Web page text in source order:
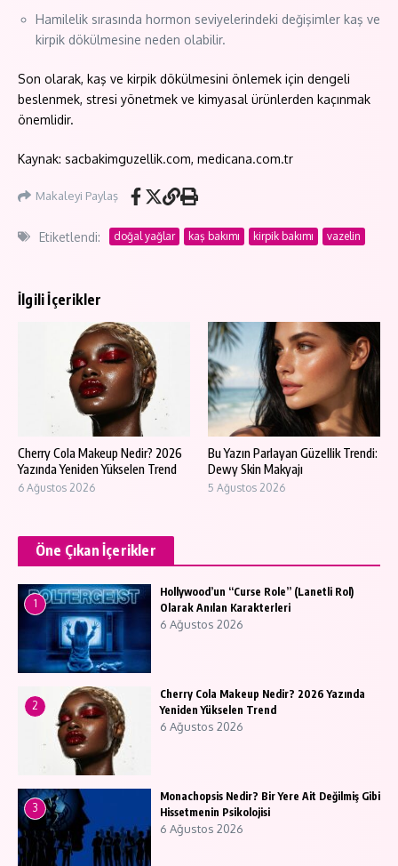
Hamilelik sırasında hormon seviyelerindeki değişimler kaş ve
kirpik dökülmesine neden olabilir.
Son olarak, kaş ve kirpik dökülmesini önlemek için dengeli
beslenmek, stresi yönetmek ve kimyasal ürünlerden kaçınmak
önemlidir.
Kaynak: sacbakimguzellik.com, medicana.com.tr
Makaleyi Paylaş
Etiketlendi: doğal yağlar kaş bakımı kirpik bakımı vazelin
İlgili İçerikler
Cherry Cola Makeup Nedir? 2026
Yazında Yeniden Yükselen Trend
6 Ağustos 2026
Bu Yazın Parlayan Güzellik Trendi:
Dewy Skin Makyajı
5 Ağustos 2026
Öne Çıkan İçerikler
1
Hollywood’un “Curse Role” (Lanetli Rol)
Olarak Anılan Karakterleri
6 Ağustos 2026
2
Cherry Cola Makeup Nedir? 2026 Yazında
Yeniden Yükselen Trend
6 Ağustos 2026
3
Monachopsis Nedir? Bir Yere Ait Değilmiş Gibi
Hissetmenin Psikolojisi
6 Ağustos 2026